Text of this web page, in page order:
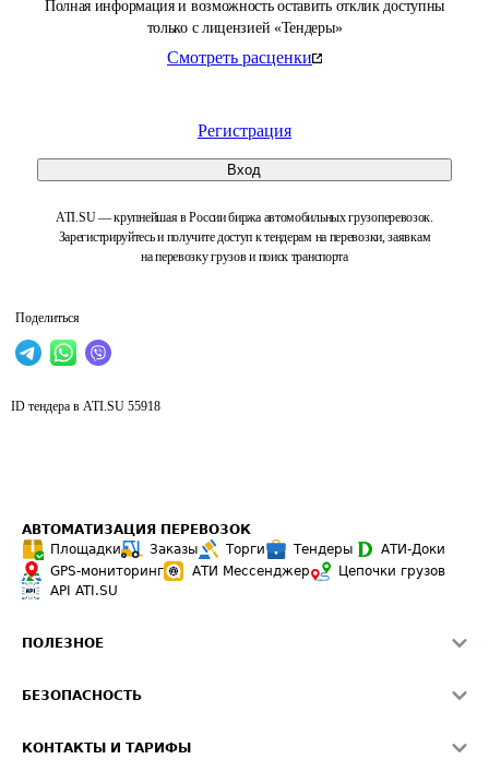
Полная информация и возможность оставить отклик доступны
только с лицензией «Тендеры»
Смотреть расценки
Регистрация
Вход
ATI.SU — крупнейшая в России биржа автомобильных грузоперевозок.
Зарегистрируйтесь и получите доступ к тендерам на перевозки, заявкам
на перевозку грузов и поиск транспорта
Поделиться
ID тендера в ATI.SU 55918
АВТОМАТИЗАЦИЯ ПЕРЕВОЗОК
Площадки
Заказы Торги Тендеры
АТИ-Доки
GPS-мониторинг
АТИ Мессенджер
Цепочки грузов
API ATI.SU
ПОЛЕЗНОЕ
Звезды ATI.SU на вашем сайте
БЕЗОПАСНОСТЬ
КОНТАКТЫ И ТАРИФЫ